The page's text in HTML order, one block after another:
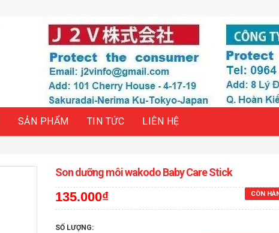
SẢN PHẨM TIN TỨC LIÊN HỆ
Son dưỡng môi wakodo Baby Care Stick
CÒN
135.000₫
SỐ LƯỢNG: